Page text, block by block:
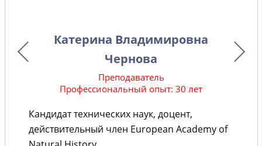
Катерина Владимировна
Чернова
Преподаватель
Профессиональный опыт: 30 лет
Кандидат технических наук, доцент,
действительный член European Academy of